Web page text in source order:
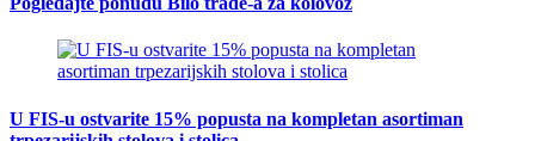
U FIS-u ostvarite 15% popusta na kompletan asortiman